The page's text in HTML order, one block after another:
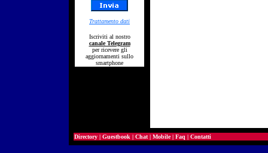
Trattamento dati
Iscriviti al nostro
canale Telegram
per ricevere gli
aggiornamenti sullo
smartphone
Directory | Guestbook | Chat | Mobile| Faq | Contatti